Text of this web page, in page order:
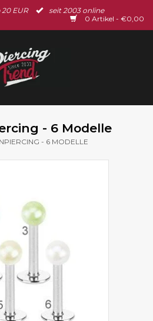
EUR
seit 2003 online
0 Artikel - €0,00
- 6 Modelle
- 6 MODELLE